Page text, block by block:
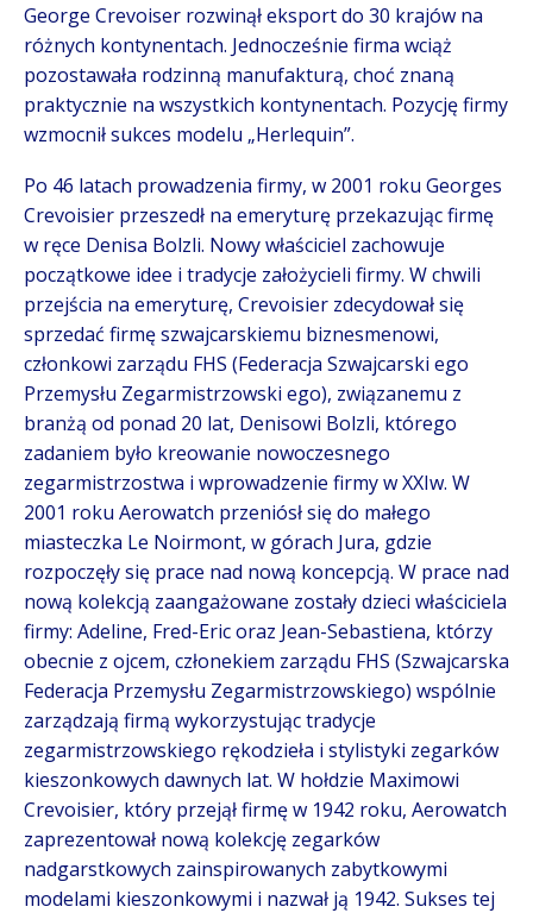
George Crevoiser rozwinął eksport do 30 krajów na
różnych kontynentach. Jednocześnie firma wciąż
pozostawała rodzinną manufakturą, choć znaną
praktycznie na wszystkich kontynentach. Pozycję firmy
wzmocnił sukces modelu „Herlequin”.
Po 46 latach prowadzenia firmy, w 2001 roku Georges
Crevoisier przeszedł na emeryturę przekazując firmę
w ręce Denisa Bolzli. Nowy właściciel zachowuje
początkowe idee i tradycje założycieli firmy. W chwili
przejścia na emeryturę, Crevoisier zdecydował się
sprzedać firmę szwajcarskiemu biznesmenowi,
członkowi zarządu FHS (Federacja Szwajcarski ego
Przemysłu Zegarmistrzowski ego), związanemu z
branżą od ponad 20 lat, Denisowi Bolzli, którego
zadaniem było kreowanie nowoczesnego
zegarmistrzostwa i wprowadzenie firmy w XXIw. W
2001 roku Aerowatch przeniósł się do małego
miasteczka Le Noirmont, w górach Jura, gdzie
rozpoczęły się prace nad nową koncepcją. W prace nad
nową kolekcją zaangażowane zostały dzieci właściciela
firmy: Adeline, Fred-Eric oraz Jean-Sebastiena, którzy
obecnie z ojcem, członekiem zarządu FHS (Szwajcarska
Federacja Przemysłu Zegarmistrzowskiego) wspólnie
zarządzają firmą wykorzystując tradycje
zegarmistrzowskiego rękodzieła i stylistyki zegarków
kieszonkowych dawnych lat. W hołdzie Maximowi
Crevoisier, który przejął firmę w 1942 roku, Aerowatch
zaprezentował nową kolekcję zegarków
nadgarstkowych zainspirowanych zabytkowymi
modelami kieszonkowymi i nazwał ją 1942. Sukses tej